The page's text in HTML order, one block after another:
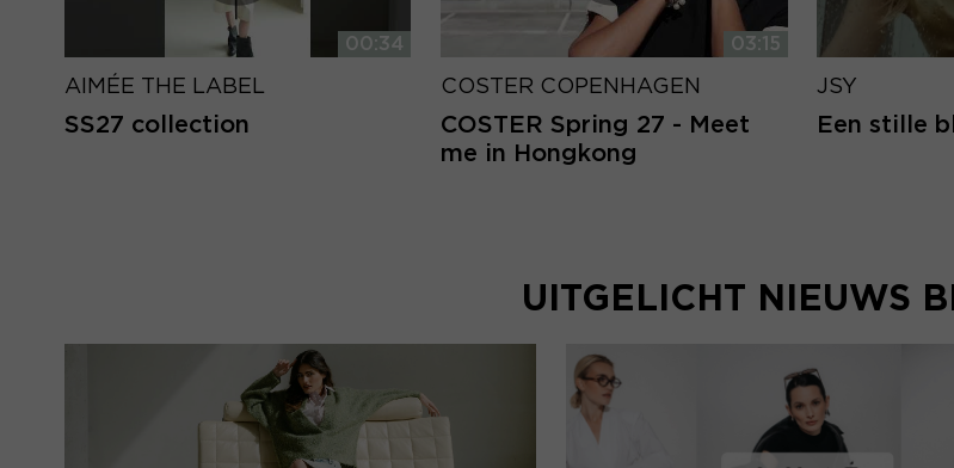
00:34
AIMÉE THE LABEL
SS27 collection
03:15
COSTER COPENHAGEN
COSTER Spring 27 - Meet
me in Hongkong
JSY
Een stille
UITGELICHT NIEUWS